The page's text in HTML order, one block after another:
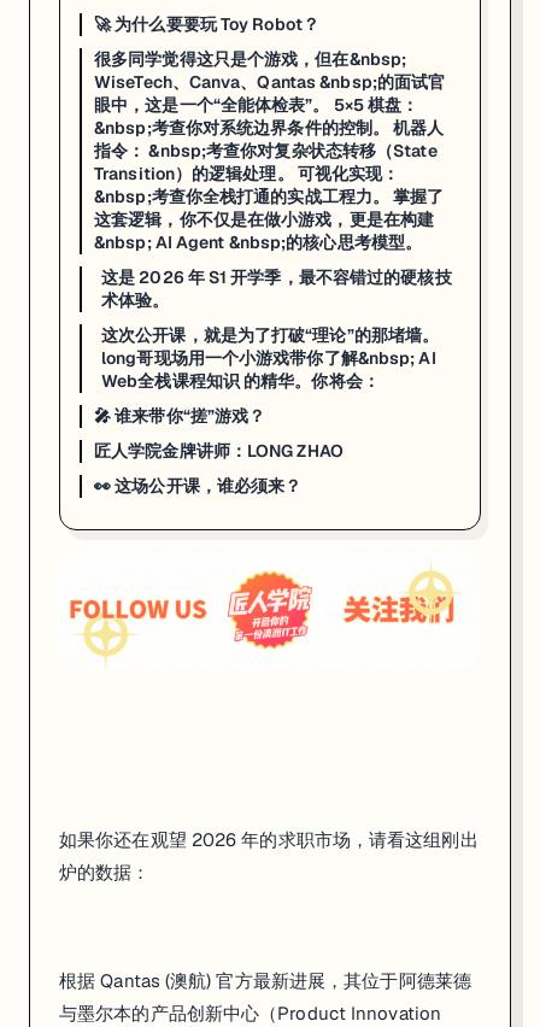
不仅是Qantas，查看其他公司的招聘需求，你会发现“传统全栈”
大厂逻辑：像 Qantas、Canva 这种量级的公司，最看重的
🚀 为什么要要玩 Toy Robot？
很多同学觉得这只是个游戏，但在&nbsp;
WiseTech、Canva、Qantas &nbsp;的面试官
眼中，这是一个“全能体检表”。 5×5 棋盘：
&nbsp;考查你对系统边界条件的控制。 机器人
指令： &nbsp;考查你对复杂状态转移（State
Transition）的逻辑处理。 可视化实现：
&nbsp;考查你全栈打通的实战工程力。 掌握了
这套逻辑，你不仅是在做小游戏，更是在构建
&nbsp; AI Agent &nbsp;的核心思考模型。
这是 2026 年 S1 开学季，最不容错过的硬核技
术体验。
这次公开课，就是为了打破“理论”的那堵墙。
long哥现场用一个小游戏带你了解&nbsp; AI
Web全栈课程知识 的精华。你将会：
🎤 谁来带你“搓”游戏？
匠人学院金牌讲师：LONG ZHAO
👀 这场公开课，谁必须来？
如果你还在观望 2026 年的求职市场，请看这组刚出
炉的数据：
根据 Qantas (澳航) 官方最新进展，其位于阿德莱德
与墨尔本的产品创新中心（Product Innovation